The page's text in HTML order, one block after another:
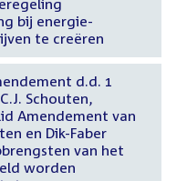
bij energie-
te creëren
d.d. 1
Schouten,
Amendement van
en Dik-Faber
van het
worden